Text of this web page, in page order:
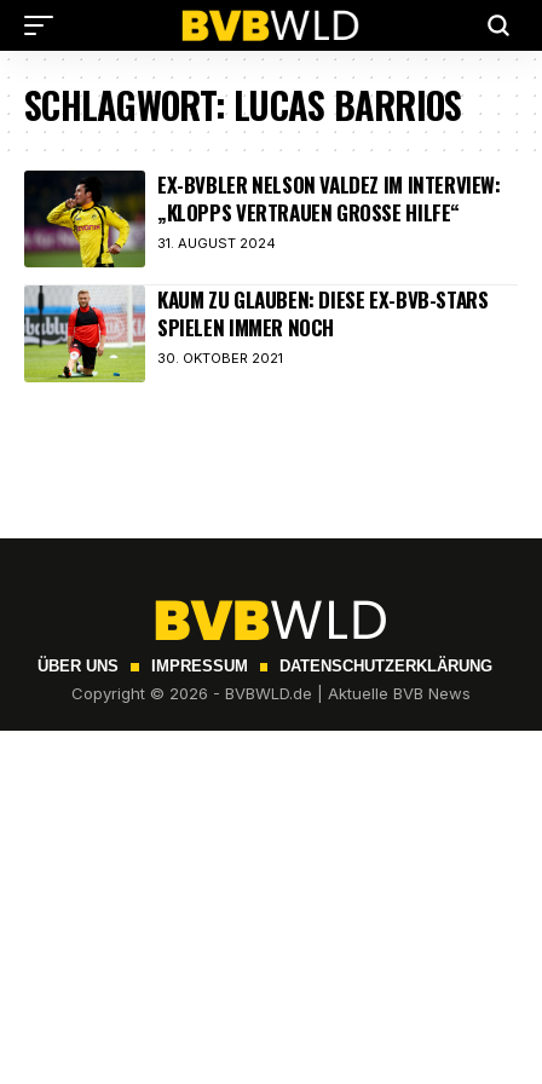
SCHLAGWORT:LUCAS BARRIOS
EX-BVBLER NELSON VALDEZ IM INTERVIEW:
„KLOPPS VERTRAUEN GROSSE HILFE“
31. AUGUST 2024
KAUM ZU GLAUBEN: DIESE EX-BVB-STARS
SPIELEN IMMER NOCH
30. OKTOBER 2021
ÜBER UNS IMPRESSUM DATENSCHUTZERKLÄRUNG
Copyright © 2026 - BVBWLD.de | Aktuelle BVB News